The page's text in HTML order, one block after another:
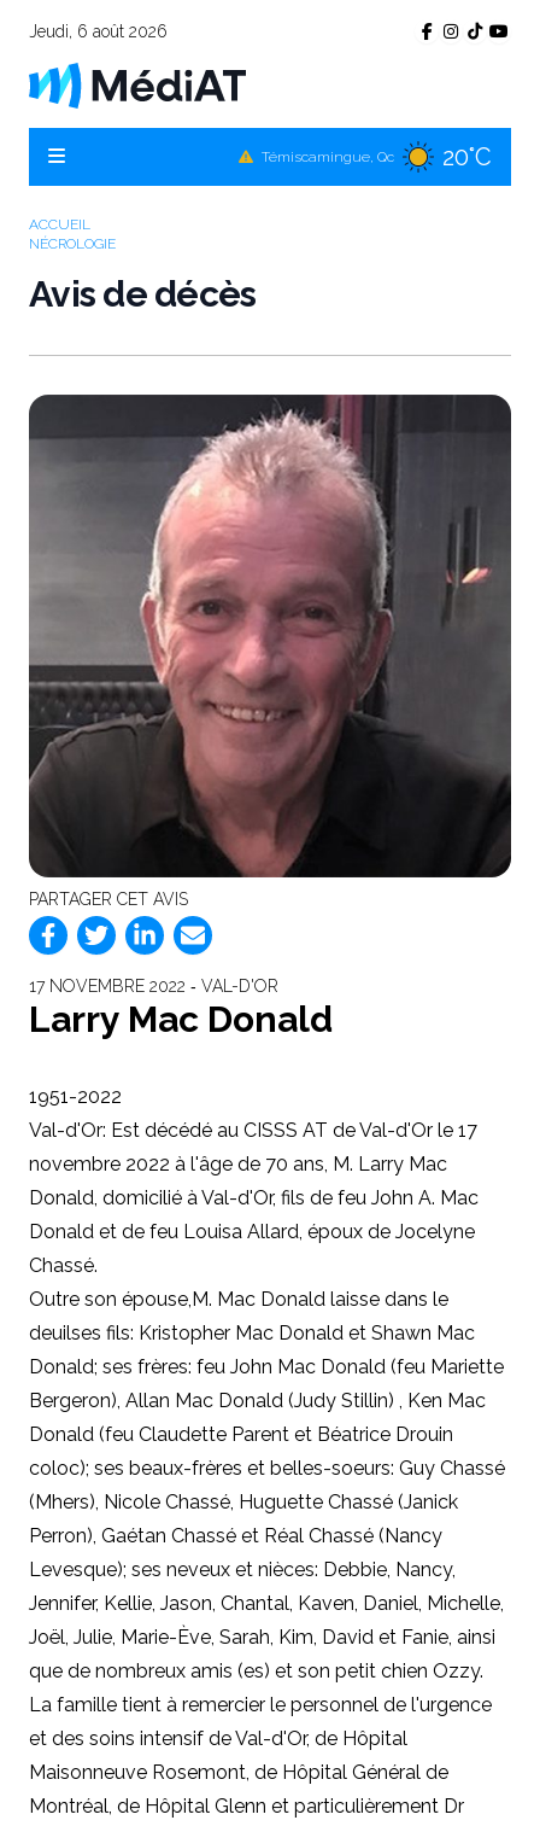
Jeudi, 6 août 2026
20°C
La Sarre, Qc 20°C
ACCUEIL
NÉCROLOGIE
Avis de décès
PARTAGER CET AVIS
17 NOVEMBRE 2022 ‐ VAL-D'OR
Larry Mac Donald
1951-2022
Val-d'Or: Est décédé au CISSS AT de Val-d'Or le 17
novembre 2022 à l'âge de 70 ans, M. Larry Mac
Donald, domicilié à Val-d'Or, fils de feu John A. Mac
Donald et de feu Louisa Allard, époux de Jocelyne
Chassé.
Outre son épouse M. Mac Donald laisse dans le
deuilses fils: Kristopher Mac Donald et Shawn Mac
Donald; ses frères: feu John Mac Donald (feu Mariette
Bergeron), Allan Mac Donald (Judy Stillin) , Ken Mac
Donald (feu Claudette Parent et Béatrice Drouin
coloc); ses beaux-frères et belles-soeurs: Guy Chassé
(Mhers), Nicole Chassé, Huguette Chassé (Janick
Perron), Gaétan Chassé et Réal Chassé (Nancy
Levesque); ses neveux et nièces: Debbie, Nancy,
Jennifer, Kellie, Jason, Chantal, Kaven, Daniel, Michelle,
Joël, Julie, Marie-Ève, Sarah, Kim, David et Fanie, ainsi
que de nombreux amis (es) et son petit chien Ozzy.
La famille tient à remercier le personnel de l'urgence
et des soins intensif de Val-d'Or, de Hôpital
Maisonneuve Rosemont, de Hôpital Général de
Montréal, de Hôpital Glenn et particulièrement Dr